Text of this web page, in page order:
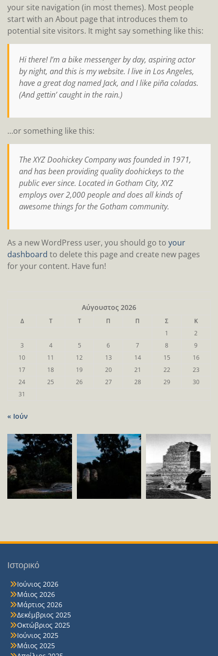
your site navigation (in most themes). Most people
start with an About page that introduces them to
potential site visitors. It might say something like this:
Hi there! I’m a bike messenger by day, aspiring actor
by night, and this is my website. I live in Los Angeles,
have a great dog named Jack, and I like piña coladas.
(And gettin’ caught in the rain.)
…or something like this:
The XYZ Doohickey Company was founded in 1971,
and has been providing quality doohickeys to the
public ever since. Located in Gotham City, XYZ
employs over 2,000 people and does all kinds of
awesome things for the Gotham community.
As a new WordPress user, you should go to your
dashboard to delete this page and create new pages
for your content. Have fun!
Αύγουστος 2026
Δ Τ Τ Π Π Σ
Κ
1
2
3
4 5 6 7 8
9
10
11 12 13 14 15
16
17
18 19 20 21 22
23
24
25 26 27 28 29
30
31
« Ιούν
Ιστορικό
Ιούνιος 2026
Μάιος 2026
Μάρτιος 2026
Δεκέμβριος 2025
Οκτώβριος 2025
Ιούνιος 2025
Μάιος 2025